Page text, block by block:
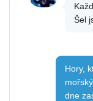
Šel
Hory,
dne